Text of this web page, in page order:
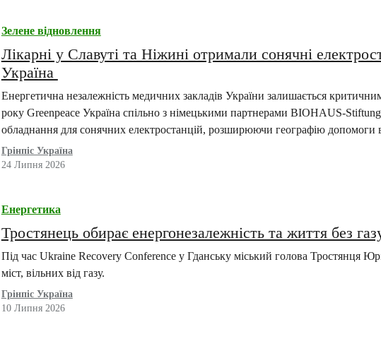
Зелене відновлення
Лікарні у Славуті та Ніжині отримали сонячні
Україна
Енергетична незалежність медичних закладів України залишається
року Greenpeace Україна спільно з німецькими партнерами BIOHAUS-
обладнання для сонячних електростанцій, розширюючи географію
Грінпіс Україна
24 Липня 2026
Енергетика
Тростянець обирає енергонезалежність та життя без
Під час Ukraine Recovery Conference у Гданську міський голова Тростянця
міст, вільних від газу.
Грінпіс Україна
10 Липня 2026